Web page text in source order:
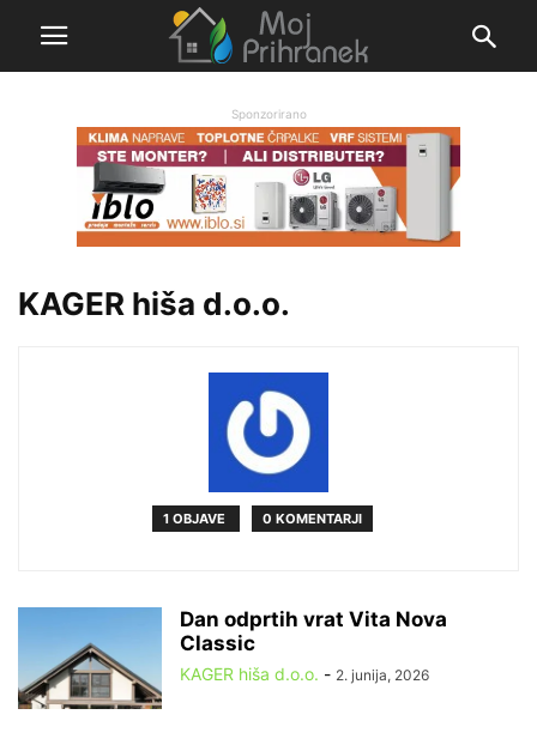
Sponzorirano
KAGER hiša d.o.o.
1 OBJAVE 0 KOMENTARJI
Dan odprtih vrat Vita Nova
Classic
KAGER hiša d.o.o. - 2. junija, 2026